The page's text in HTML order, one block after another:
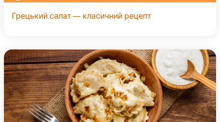
Грецький салат — класичний рецепт